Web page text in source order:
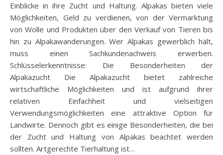
Einblicke in ihre Zucht und Haltung. Alpakas bieten viele
Möglichkeiten, Geld zu verdienen, von der Vermarktung
von Wolle und Produkten über den Verkauf von Tieren bis
hin zu Alpakawanderungen. Wer Alpakas gewerblich hält,
muss einen Sachkundenachweis erwerben.
Schlüsselerkenntnisse: Die Besonderheiten der
Alpakazucht Die Alpakazucht bietet zahlreiche
wirtschaftliche Möglichkeiten und ist aufgrund ihrer
relativen Einfachheit und vielseitigen
Verwendungsmöglichkeiten eine attraktive Option für
Landwirte. Dennoch gibt es einige Besonderheiten, die bei
der Zucht und Haltung von Alpakas beachtet werden
sollten. Artgerechte Tierhaltung ist…